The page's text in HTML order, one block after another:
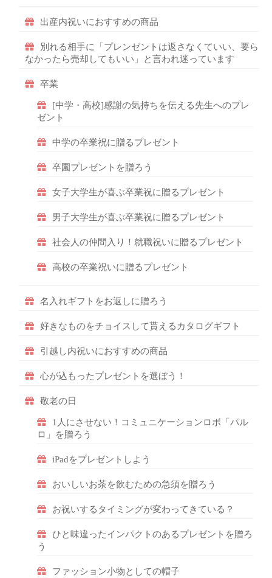
出産内祝いにおすすめの商品
別れる相手に「プレンゼントは返さなくていい、要ら
なかったら売却してもいい」と言われ迷っています
卒業
[中学・高校]感謝の気持ちを伝える先生へのプレ
ゼント
中学の卒業祝に贈るプレゼント
卒園プレゼントを贈ろう
女子大学生が喜ぶ卒業祝に贈るプレゼント
男子大学生が喜ぶ卒業祝に贈るプレゼント
社会人の仲間入り！就職祝いに贈るプレゼント
高校の卒業祝いに贈るプレゼント
名入れギフトをお返しに贈ろう
好きなものをチョイスして貰えるカタログギフト
引越し内祝いにおすすめの商品
心が込もったプレゼントを選ぼう！
敬老の日
1人にさせない！コミュニケーションロボ「パル
ロ」を贈ろう
iPadをプレゼントしよう
おいしいお茶を飲むための急須を贈ろう
お祝いするタイミングが変わってきている？
ひと味違ったインパクトのあるプレゼントを贈ろ
う
ファッション小物としての帽子